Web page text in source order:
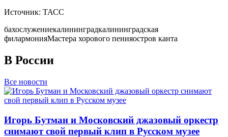
Источник: ТАСС
бахослужениекалининградкалининградская
филармонияМастера хорового пенияостров канта
В России
Все новости
Игорь Бутман и Московский джазовый оркестр
снимают свой первый клип в Русском музее